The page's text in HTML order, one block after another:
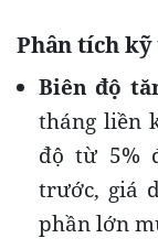
Phân tích
Biên độ
tháng liền
độ từ 5%
trước, giá
phần lớn